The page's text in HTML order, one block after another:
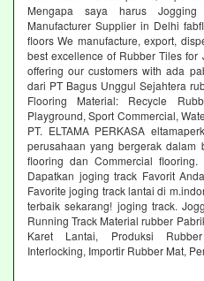
Mengapa saya harus
Manufacturer Supplier in Delhi
floors We manufacture, export,
best excellence of Rubber Tiles
offering our customers with ada
dari PT Bagus Unggul Sejahtera
Flooring Material: Recycle
Playground, Sport Commercial,
PT. ELTAMA PERKASA
perusahaan yang bergerak dalam
flooring dan Commercial
Dapatkan joging track Favorit
Favorite joging track lantai di
terbaik sekarang! joging track.
Running Track Material rubber
Karet Lantai, Produksi
Interlocking, Importir Rubber Mat,